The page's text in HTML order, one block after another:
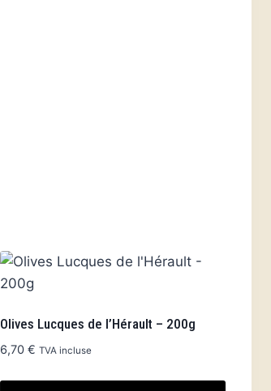
Olives Lucques de l’Hérault – 200g
6,70 € TVA incluse